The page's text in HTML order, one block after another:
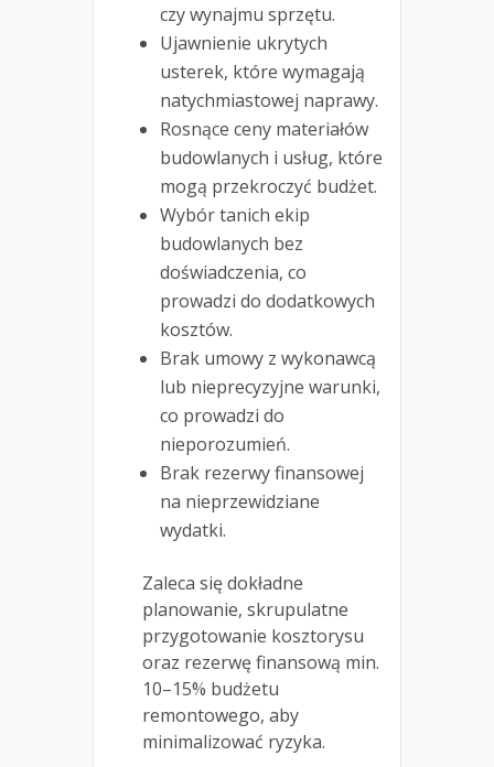
czy wynajmu sprzętu.
Ujawnienie ukrytych
usterek, które wymagają
natychmiastowej naprawy.
Rosnące ceny materiałów
budowlanych i usług, które
mogą przekroczyć budżet.
Wybór tanich ekip
budowlanych bez
doświadczenia, co
prowadzi do dodatkowych
kosztów.
Brak umowy z wykonawcą
lub nieprecyzyjne warunki,
co prowadzi do
nieporozumień.
Brak rezerwy finansowej
na nieprzewidziane
wydatki.
Zaleca się dokładne
planowanie, skrupulatne
przygotowanie kosztorysu
oraz rezerwę finansową min.
10–15% budżetu
remontowego, aby
minimalizować ryzyka.